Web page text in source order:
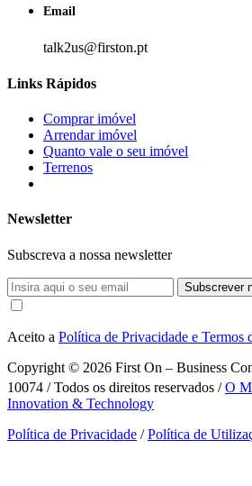
Email
talk2us@firston.pt
Links Rápidos
Comprar imóvel
Arrendar imóvel
Quanto vale o seu imóvel
Terrenos
Newsletter
Subscreva a nossa newsletter
Subscrever
Aceito a Política de Privacidade e Termos
Copyright © 2026 First On – Business
10074 / Todos os direitos reservados /O
Innovation & Technology
Política de Privacidade /Política de